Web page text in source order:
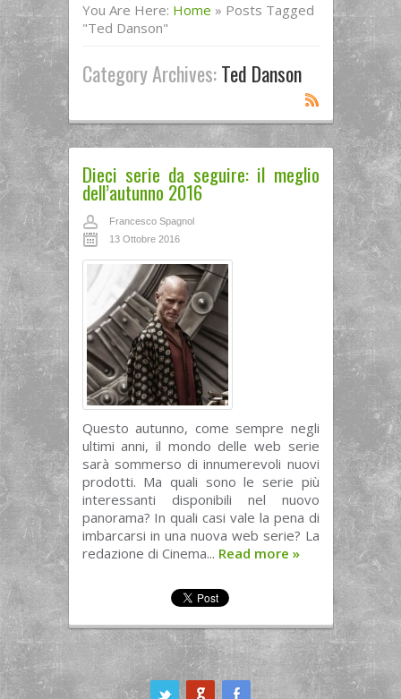
You Are Here: Home » Posts Tagged
"ted Danson"
Category Archives:Ted Danson
Dieci serie da seguire: il meglio
dell’autunno 2016
Francesco Spagnol
13 Ottobre 2016
Questo autunno, come sempre negli
ultimi anni, il mondo delle web serie
sarà sommerso di innumerevoli nuovi
prodotti. Ma quali sono le serie più
interessanti disponibili nel nuovo
panorama? In quali casi vale la pena di
imbarcarsi in una nuova web serie? La
redazione di Cinema... Read more »